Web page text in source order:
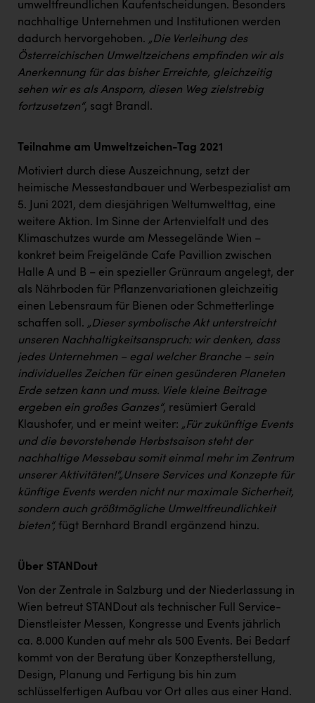
Dopgas
kunden basics
kontakt
umweltfreundlichen Kaufentscheidungen. Besonders
nachhaltige Unternehmen und Institutionen werden
dadurch hervorgehoben. „Die Verleihung des
Österreichischen Umweltzeichens empfinden wir als
Anerkennung für das bisher Erreichte, gleichzeitig
sehen wir es als Ansporn, diesen Weg zielstrebig
fortzusetzen“, sagt Brandl.
Teilnahme am Umweltzeichen-Tag 2021
Motiviert durch diese Auszeichnung, setzt der
heimische Messestandbauer und Werbespezialist am
5. Juni 2021, dem diesjährigen Weltumwelttag, eine
weitere Aktion. Im Sinne der Artenvielfalt und des
Klimaschutzes wurde am Messegelände Wien –
konkret beim Freigelände Cafe Pavillion zwischen
Halle A und B – ein spezieller Grünraum angelegt, der
als Nährboden für Pflanzenvariationen gleichzeitig
einen Lebensraum für Bienen oder Schmetterlinge
schaffen soll. „Dieser symbolische Akt unterstreicht
unseren Nachhaltigkeitsanspruch: wir denken, dass
jedes Unternehmen – egal welcher Branche – sein
individuelles Zeichen für einen gesünderen Planeten
Erde setzen kann und muss. Viele kleine Beitrage
ergeben ein großes Ganzes“, resümiert Gerald
Klaushofer, und er meint weiter: „Für zukünftige Events
und die bevorstehende Herbstsaison steht der
nachhaltige Messebau somit einmal mehr im Zentrum
unserer Aktivitäten!“„Unsere Services und Konzepte für
künftige Events werden nicht nur maximale Sicherheit,
sondern auch größtmögliche Umweltfreundlichkeit
bieten“, fügt Bernhard Brandl ergänzend hinzu.
Über STANDout
Von der Zentrale in Salzburg und der Niederlassung in
Wien betreut STANDout als technischer Full Service-
Dienstleister Messen, Kongresse und Events jährlich
ca. 8.000 Kunden auf mehr als 500 Events. Bei Bedarf
kommt von der Beratung über Konzeptherstellung,
Design, Planung und Fertigung bis hin zum
schlüsselfertigen Aufbau vor Ort alles aus einer Hand.